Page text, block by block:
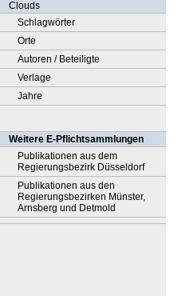
Clouds
Schlagwörter
Orte
Autoren / Beteiligte
Verlage
Jahre
Weitere E-Pflichtsammlungen
Publikationen aus dem
Regierungsbezirk Düsseldorf
Publikationen aus den
Regierungsbezirken Münster,
Arnsberg und Detmold